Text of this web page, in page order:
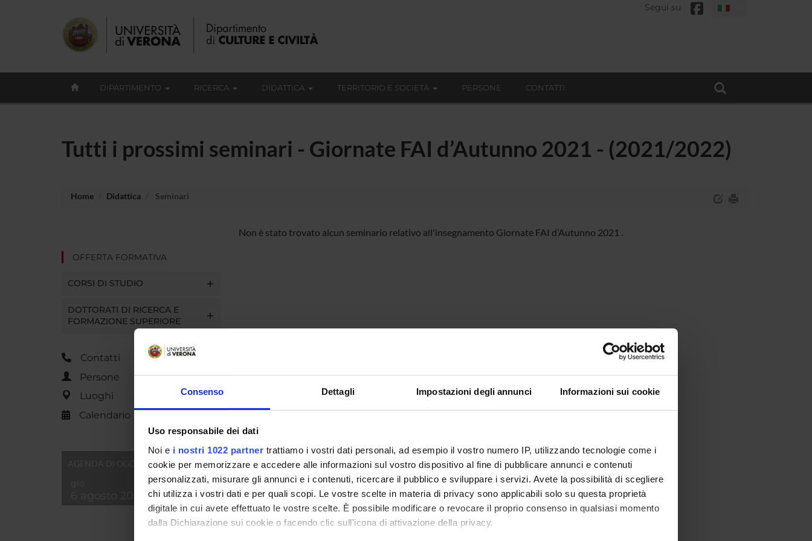
Consenso Dettagli Impostazioni degli annunci Informazioni sui cookie
Uso responsabile dei dati
Noi e i nostri 1022 partner trattiamo i vostri dati personali, ad esempio il vostro numero IP, utilizzando tecnologie come i
cookie per memorizzare e accedere alle informazioni sul vostro dispositivo al fine di pubblicare annunci e contenuti
personalizzati, misurare gli annunci e i contenuti, ricercare il pubblico e sviluppare i servizi. Avete la possibilità di scegliere
chi utilizza i vostri dati e per quali scopi. Le vostre scelte in materia di privacy sono applicabili solo su questa proprietà
digitale in cui avete effettuato le vostre scelte. È possibile modificare o revocare il proprio consenso in qualsiasi momento
dalla Dichiarazione sui cookie o facendo clic sull'icona di attivazione della privacy.
Segui su
DIPARTIMENTO RICERCA DIDATTICA TERRITORIO E SOCIETÀ PERSONE CONTATTI
Tutti i prossimi seminari - Giornate FAI d’Autunno 2021 - (2021/2022)
Home Didattica Seminari
OFFERTA FORMATIVA
CORSI DI STUDIO
DOTTORATI DI RICERCA E
FORMAZIONE SUPERIORE
Contatti
Persone
Luoghi
Calendario
Non è stato trovato alcun seminario relativo all'insegnamento Giornate FAI d’Autunno 2021 .